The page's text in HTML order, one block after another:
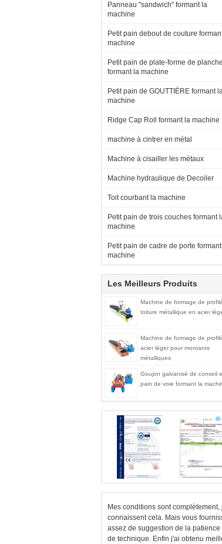
Panneau "sandwich" formant la
machine
Petit pain debout de couture
machine
Petit pain de plate-forme de
formant la machine
Petit pain de GOUTTIÈRE formant
machine
Ridge Cap Roll formant la machine
machine à cintrer en métal
Machine à cisailler les métaux
Machine hydraulique de Decoiler
Toit courbant la machine
Petit pain de trois couches formant
machine
Petit pain de cadre de porte
machine
Les Meilleurs Produits
Machine de formage de
toiture métallique en acier
Machine de formage de
acier léger pour montants
métalliques
Goujon galvanisé de conseil
pain de voie formant la
Mes conditions sont complètement,
connaissent cela. Mais vous
assez de suggestion de la patience
de technique. Enfin j'ai obtenu